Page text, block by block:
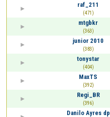
raf_211
(471)
mtgbkr
(363)
junior 2010
(383)
tonystar
(404)
MaxTS
(392)
Regi_BR
(396)
Danilo Ayres dp